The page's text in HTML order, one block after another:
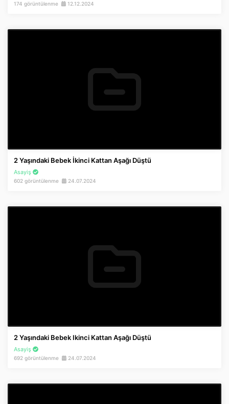
174 görüntülenme 12.12.2024
2 Yaşındaki Bebek İkinci Kattan Aşağı Düştü
Asayiş
602 görüntülenme 24.07.2024
2 Yaşındaki Bebek Ikinci Kattan Aşağı Düştü
Asayiş
692 görüntülenme 24.07.2024